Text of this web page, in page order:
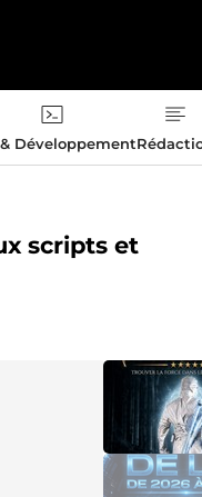
Développement
scripts et